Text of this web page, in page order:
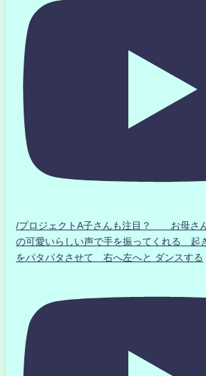
/プロジェクトA子さんも注目？ お母さ
の可愛いらしい声で手を振ってくれる 起
をパタパタさせて 右へ左へと ダンスする